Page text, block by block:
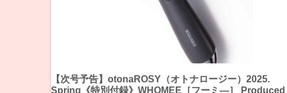
【次号予告】otonaROSY（オトナロージー）2025.
Spring《特別付録》WHOMEE［フーミ―］ Produced